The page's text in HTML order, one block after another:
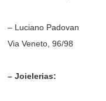
– Luciano Padovan
Via Veneto, 96/98
– Joielerias: